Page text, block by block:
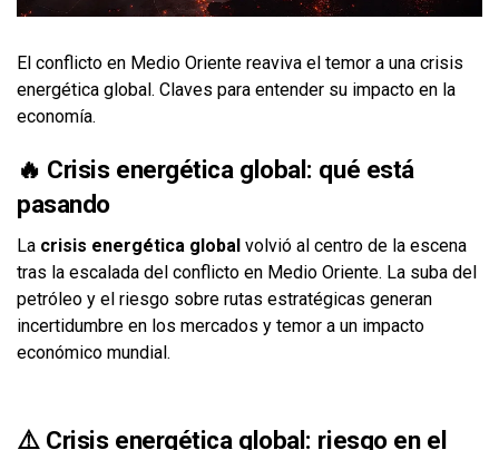
El conflicto en Medio Oriente reaviva el temor a una crisis
energética global. Claves para entender su impacto en la
economía.
🔥 Crisis energética global: qué está
pasando
La crisis energética global volvió al centro de la escena
tras la escalada del conflicto en Medio Oriente. La suba del
petróleo y el riesgo sobre rutas estratégicas generan
incertidumbre en los mercados y temor a un impacto
económico mundial.
⚠️ Crisis energética global: riesgo en el